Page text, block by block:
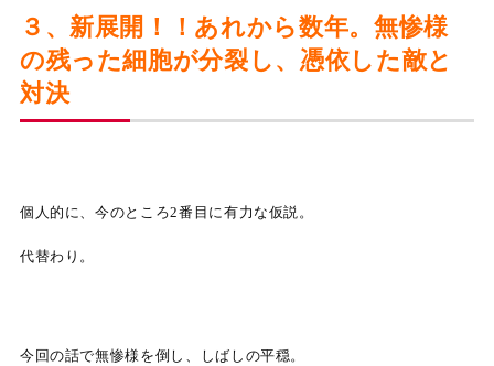
３、新展開！！あれから数年。無惨様
の残った細胞が分裂し、憑依した敵と
対決
個人的に、今のところ2番目に有力な仮説。
代替わり。
今回の話で無惨様を倒し、しばしの平穏。